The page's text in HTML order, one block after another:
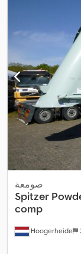
Hoogerheide
صومعة
Spitzer
comp